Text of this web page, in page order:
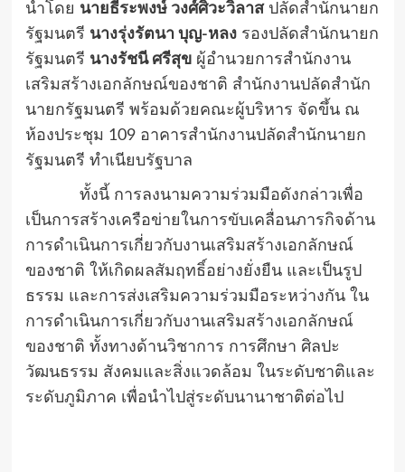
นำโดย นายธีระพงษ์ วงศ์ศิวะวิลาสปลัดสำนักนายก
รัฐมนตรี นางรุ่งรัตนา บุญ-หลงรองปลัดสำนักนายก
รัฐมนตรี นางรัชนี ศรีสุขผู้อำนวยการสำนักงาน
เสริมสร้างเอกลักษณ์ของชาติ สำนักงานปลัดสำนัก
นายกรัฐมนตรี พร้อมด้วยคณะผู้บริหาร จัดขึ้น ณ
ห้องประชุม 109 อาคารสํานักงานปลัดสํานักนายก
รัฐมนตรี ทําเนียบรัฐบาล
ทั้งนี้ การลงนามความร่วมมือดังกล่าวเพื่อ
เป็นการสร้างเครือข่ายในการขับเคลื่อนภารกิจด้าน
การดำเนินการเกี่ยวกับงานเสริมสร้างเอกลักษณ์
ของชาติ ให้เกิดผลสัมฤทธิ์อย่างยั่งยืน และเป็นรูป
ธรรม และการส่งเสริมความร่วมมือระหว่างกัน ใน
การดำเนินการเกี่ยวกับงานเสริมสร้างเอกลักษณ์
ของชาติ ทั้งทางด้านวิชาการ การศึกษา ศิลปะ
วัฒนธรรม สังคมและสิ่งแวดล้อม ในระดับชาติและ
ระดับภูมิภาค เพื่อนำไปสู่ระดับนานาชาติต่อไป